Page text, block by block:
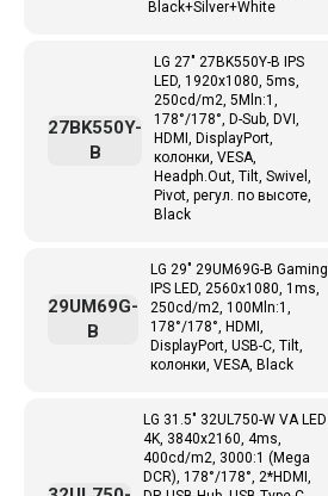
Black+Silver+White
LG 27" 27BK550Y-B IPS
LED, 1920x1080, 5ms,
250cd/m2, 5Mln:1,
178°/178°, D-Sub, DVI,
HDMI, DisplayPort,
колонки, VESA,
Headph.Out, Tilt, Swivel,
Pivot, регул. по высоте,
Black
27BK550Y-
B
LG 29" 29UM69G-B Gaming
IPS LED, 2560x1080, 1ms,
250cd/m2, 100Mln:1,
178°/178°, HDMI,
DisplayPort, USB-С, Tilt,
колонки, VESA, Black
29UM69G-
B
LG 31.5" 32UL750-W VA LED
4K, 3840x2160, 4ms,
400cd/m2, 3000:1 (Mega
DCR), 178°/178°, 2*HDMI,